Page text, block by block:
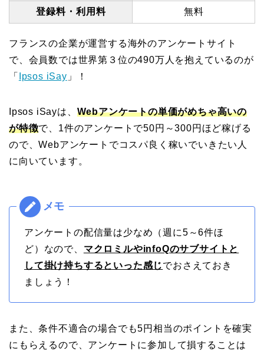
登録料・利用料 無料
フランスの企業が運営する海外のアンケートサイト
で、会員数では世界第３位の490万人を抱えているのが
「
Ipsos iSay 」！
Ipsos iSayは、 Webアンケートの単価がめちゃ高いの
が特徴で、1件のアンケートで50円～300円ほど稼げる
ので、Webアンケートでコスパ良く稼いでいきたい人
に向いています。
アンケートの配信量は少なめ（週に5～6件ほ
ど）なので、 マクロミルやinfoQのサブサイトと
して掛け持ちするといった感じでおさえておき
ましょう！
また、条件不適合の場合でも5円相当のポイントを確実
にもらえるので、アンケートに参加して損することは